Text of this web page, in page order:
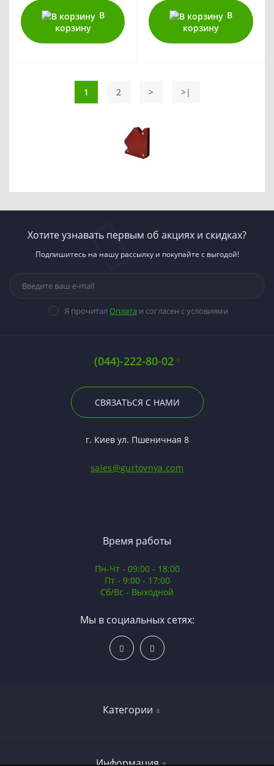
В
корзину
В
корзину
1 2 > >|
Хотите узнавать первым об акциях и скидках?
Подпишитесь на нашу рассылку и покупайте с выгодой!
Я прочитал Оплата и согласен с условиями
(044)-222-80-02
СВЯЗАТЬСЯ С НАМИ
г. Киев ул. Пшеничная 8
sales@gurtovnya.com
Категории
Электромонтажное оборудование
Информация
Время работы
Пн-Чт - 09:00 - 18:00
Пт - 9:00 - 17:00
Сб/Вс - Выходной
Мы в социальных сетях: